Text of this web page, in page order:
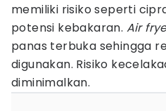
memiliki risiko seperti
potensi kebakaran. Air
panas terbuka sehingga
digunakan. Risiko
diminimalkan.